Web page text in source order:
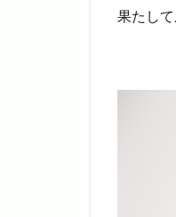
果たし